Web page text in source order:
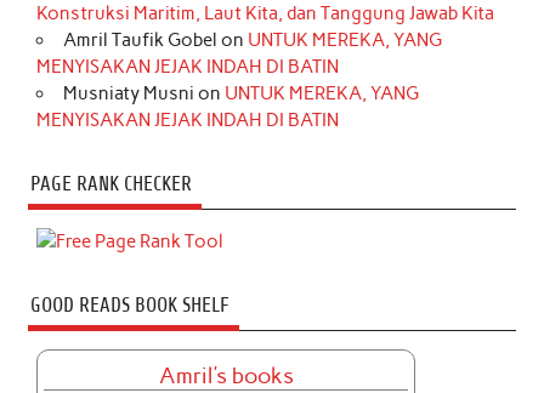
Konstruksi Maritim, Laut Kita, dan Tanggung Jawab Kita
Amril Taufik Gobel on UNTUK MEREKA, YANG
MENYISAKAN JEJAK INDAH DI BATIN
Musniaty Musni on UNTUK MEREKA, YANG
MENYISAKAN JEJAK INDAH DI BATIN
PAGE RANK CHECKER
GOOD READS BOOK SHELF
Amril's books